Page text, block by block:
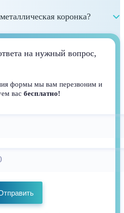
коронка?
на нужный вопрос,
формы мы вам перезвоним и
вас бесплатно!